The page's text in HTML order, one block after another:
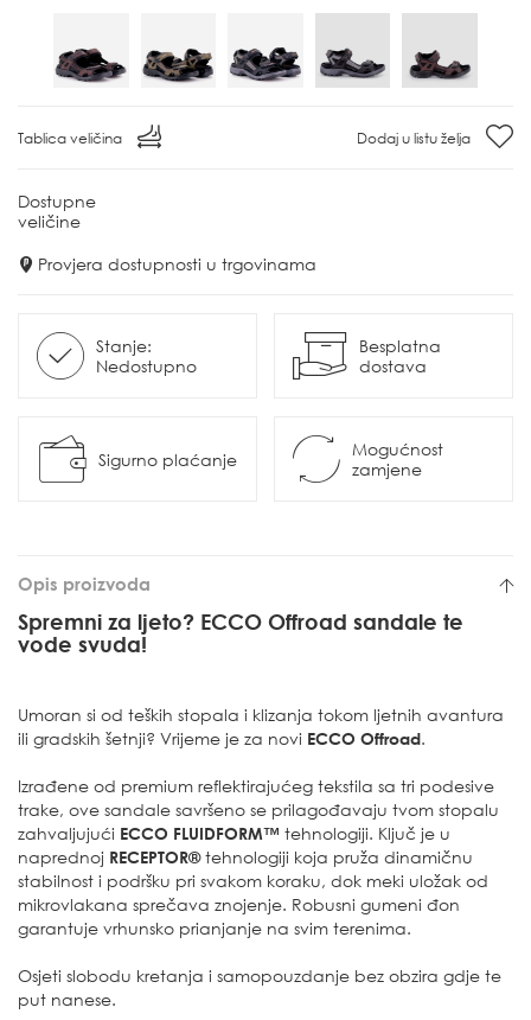
Tablica veličina Dodaj u listu želja
Dostupne
veličine
Provjera dostupnosti u trgovinama
Stanje:
Nedostupno
Besplatna
dostava
Sigurno plaćanje
Mogućnost
zamjene
Opis proizvoda
Spremni za ljeto? ECCO Offroad sandale te
vode svuda!
Umoran si od teških stopala i klizanja tokom ljetnih avantura
ili gradskih šetnji? Vrijeme je za novi ECCO Offroad.
Izrađene od premium reflektirajućeg tekstila sa tri podesive
trake, ove sandale savršeno se prilagođavaju tvom stopalu
zahvaljujući ECCO FLUIDFORM™ tehnologiji. Ključ je u
naprednoj RECEPTOR®tehnologiji koja pruža dinamičnu
stabilnost i podršku pri svakom koraku, dok meki uložak od
mikrovlakana sprečava znojenje. Robusni gumeni đon
garantuje vrhunsko prianjanje na svim terenima.
Osjeti slobodu kretanja i samopouzdanje bez obzira gdje te
put nanese.